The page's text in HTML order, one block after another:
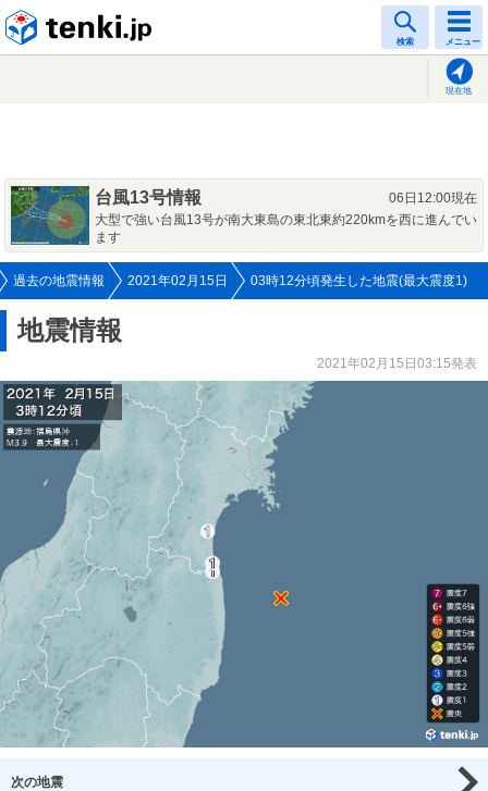
検索 メニュー
現在地
台風13号情報
06日12:00現在
大型で強い台風13号が南大東島の東北東約220kmを西に進んでい
ます
過去の地震情報 2021年02月15日 03時12分頃発生した地震(最大震度1)
地震情報
2021年02月15日03:15発表
次の地震